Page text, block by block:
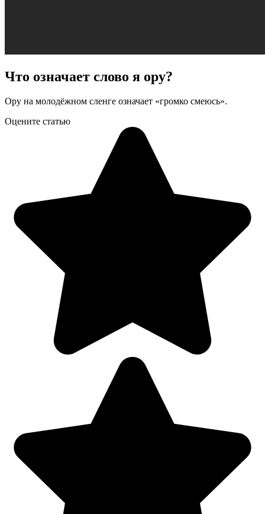
Что означает слово я ору?
Ору на молодёжном сленге означает «громко смеюсь».
Оцените статью